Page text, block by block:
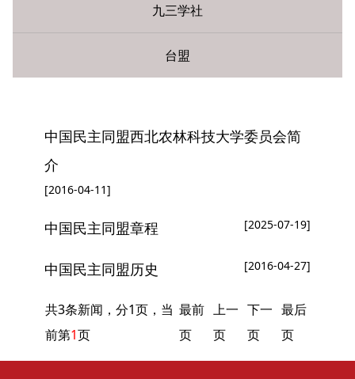
九三学社
台盟
中国民主同盟西北农林科技大学委员会简
介
[2016-04-11]
中国民主同盟章程 [2025-07-19]
中国民主同盟历史 [2016-04-27]
共3条新闻，分1页，当
前第1页
最前
页
上一
页
下一
页
最后
页